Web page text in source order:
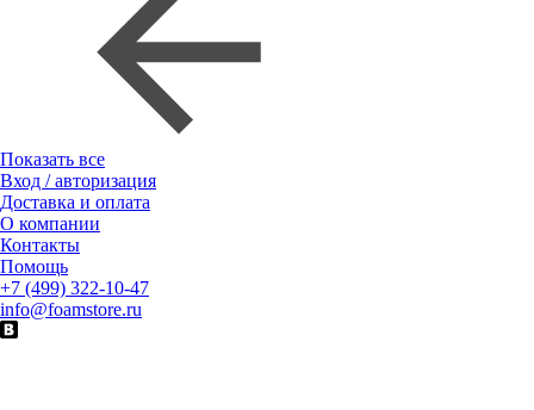
Показать все
Вход / авторизация
Доставка и оплата
О компании
Контакты
Помощь
+7 (499) 322-10-47
info@foamstore.ru